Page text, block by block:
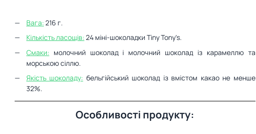
Вага: 216 г.
Кількість ласощів: 24 міні-шоколадки Tiny Tony's.
Смаки: молочний шоколад і молочний шоколад із карамеллю та
морською сіллю.
Якість шоколаду: бельгійський шоколад із вмістом какао не менше
32%.
Особливості продукту: